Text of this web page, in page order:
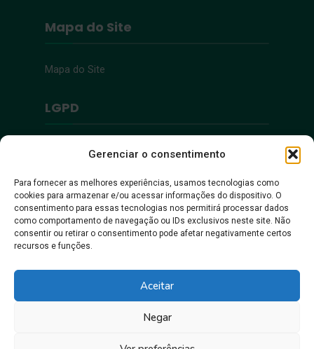
Gerenciar o consentimento
Para fornecer as melhores experiências, usamos tecnologias como
cookies para armazenar e/ou acessar informações do dispositivo. O
consentimento para essas tecnologias nos permitirá processar dados
como comportamento de navegação ou IDs exclusivos neste site. Não
consentir ou retirar o consentimento pode afetar negativamente certos
recursos e funções.
Aceitar
Negar
Mapa do Site
Mapa do Site
LGPD
Política de Privacidade
Acessibilidade
Acessibilidade